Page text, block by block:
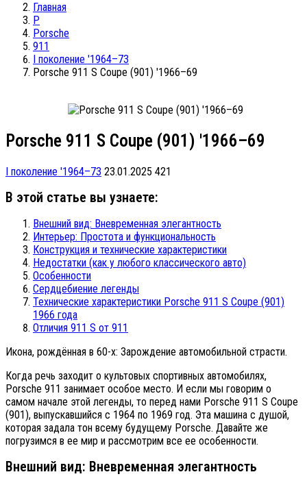
Главная
P
Porsche
911
I поколение '1964–73
Porsche 911 S Coupe (901) '1966–69
Porsche 911 S Coupe (901) '1966–69
I поколение '1964–73 23.01.2025 421
В этой статье вы узнаете:
Внешний вид: Вневременная элегантность
Интерьер: Простота и функциональность
Конструкция и технические характеристики
Недостатки (как у любого классического авто)
Особенности
Сердцебиение легенды
Технические характеристики Porsche 911 S Coupe (901)
1966 года
Отличия 911 S от 911
Икона, рождённая в 60-х: Зарождение автомобильной страсти.
Когда речь заходит о культовых спортивных автомобилях,
Porsche 911 занимает особое место. И если мы говорим о
самом начале этой легенды, то перед нами Porsche 911 S Coupe
(901), выпускавшийся с 1964 по 1969 год. Эта машина с душой,
которая задала тон всему будущему Porsche. Давайте же
погрузимся в ее мир и рассмотрим все ее особенности.
Внешний вид: Вневременная элегантность